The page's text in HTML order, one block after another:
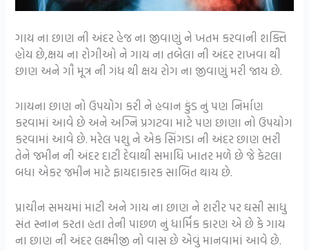
ગાય ના છાણ ની અંદર હેજ ના જીવાણું ને ખતમ કરવાની શક્તિ
હોય છે,ક્ષય ના રોગીઓ ને ગાય ના તબેલા ની અંદર રાખવા થી
છાણ અને ગૌ મૂત્ર ની ગંધ થી ક્ષય રોગ ના જીવાણું મરી જાય છે.
ગાયના છાણ નો ઉપયોગ કરી ને હવાન કુંડ નું પણ નિર્માણ
કરવામાં આવે છે અને અગ્નિ પ્રગટવા માટે પણ છાણા નો ઉપયોગ
કરવામાં આવે છે. મરેલ પશુ ને એક સિંગડા ની અંદર છાણ ભરી
તેને જમીન ની અંદર દાટી દેવાથી સમાધિ ખાતર મળે છે જે કેટલા
બધા એકર જમીન માટે ફાયદાકારક સાબિત થાય છે.
પ્રાચીન સમયમાં માટી અને ગાય ના છાણ ને શરીર પર ઘસી સાધુ
સંત સ્નાન કરતા હતા તેની પાછળ નું ધાર્મિક કારણ એ છે કે ગાય
ના છાણ ની અંદર લક્ષ્મીજી નો વાસ છે એવું માનવામાં આવે છે.